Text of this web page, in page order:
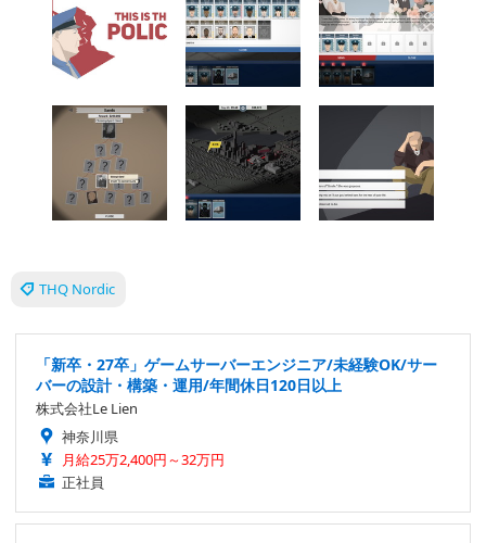
THQ Nordic
「新卒・27卒」ゲームサーバーエンジニア/未経験OK/サー
バーの設計・構築・運用/年間休日120日以上
株式会社Le Lien
神奈川県
月給25万2,400円～32万円
正社員